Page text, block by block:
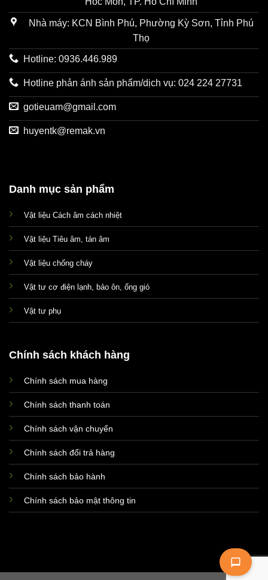
Nhà máy: KCN Bình Phú, Phường Kỳ Sơn, Tỉnh Phú
Thọ
Hotline: 0936.446.989
Hotline phản ánh sản phẩm/dịch vụ: 024 224 27731
gotieuam@gmail.com
huyentk@remak.vn
Danh mục sản phẩm
Vật liệu Cách âm cách nhiệt
Vật liệu Tiêu âm, tán âm
Vật liệu chống cháy
Vật tư cơ điện lạnh, bảo ôn, ống gió
Vật tư phụ
Chính sách khách hàng
Chính sách mua hàng
Chính sách thanh toán
Chính sách vận chuyển
Chính sách đổi trả hàng
Chính sách bảo hành
Chính sách bảo mật thông tin
viên tư vấn của Remak